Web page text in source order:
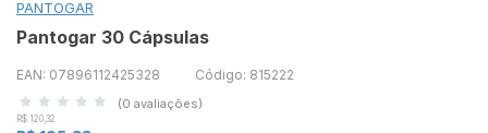
PANTOGAR
Pantogar 30 Cápsulas
EAN: 07896112425328 Código: 815222
(0 avaliações)
R$ 120,32